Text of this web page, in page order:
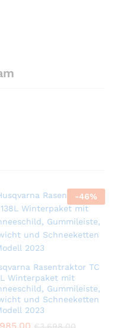
-46%
Rasentraktor TC
Winterpaket mit
Gummileiste,
und Schneeketten
2023